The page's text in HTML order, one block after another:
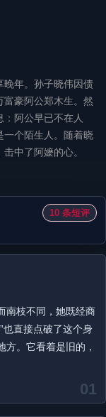
晚年。孙子晓伟因债
豪阿公郑木生。然
阿公早已不在人
一个陌生人。随着晓
中了阿嬷的心。
10 条短评
01
南枝不同，她既经商
也直接点破了这个身
。它看着是旧的，